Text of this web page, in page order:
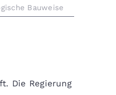
Bauweise
Die Regierung